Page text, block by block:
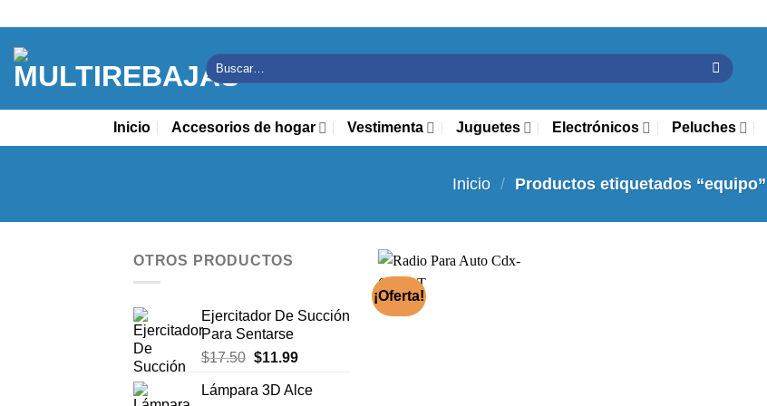
contenido
Buscar
por:
Inicio Accesorios de hogar Vestimenta Juguetes Electrónicos Peluches
Inicio / Productos etiquetados “equipo”
OTROS PRODUCTOS
Ejercitador De Succión
Para Sentarse
$17.50 El
original
$11.99El
actual
Lámpara 3D Alce
¡Oferta!